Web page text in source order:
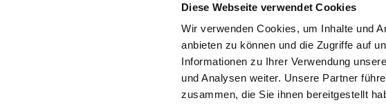
Diese Webseite verwendet Cookies
Wir verwenden Cookies, um Inhalte und
anbieten zu können und die Zugriffe auf
Informationen zu Ihrer Verwendung
und Analysen weiter. Unsere Partner
zusammen, die Sie ihnen bereitgestellt